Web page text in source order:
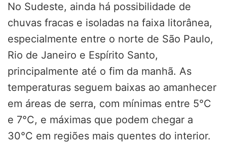
No Sudeste, ainda há possibilidade de
chuvas fracas e isoladas na faixa litorânea,
especialmente entre o norte de São Paulo,
Rio de Janeiro e Espírito Santo,
principalmente até o fim da manhã. As
temperaturas seguem baixas ao amanhecer
em áreas de serra, com mínimas entre 5°C
e 7°C, e máximas que podem chegar a
30°C em regiões mais quentes do interior.